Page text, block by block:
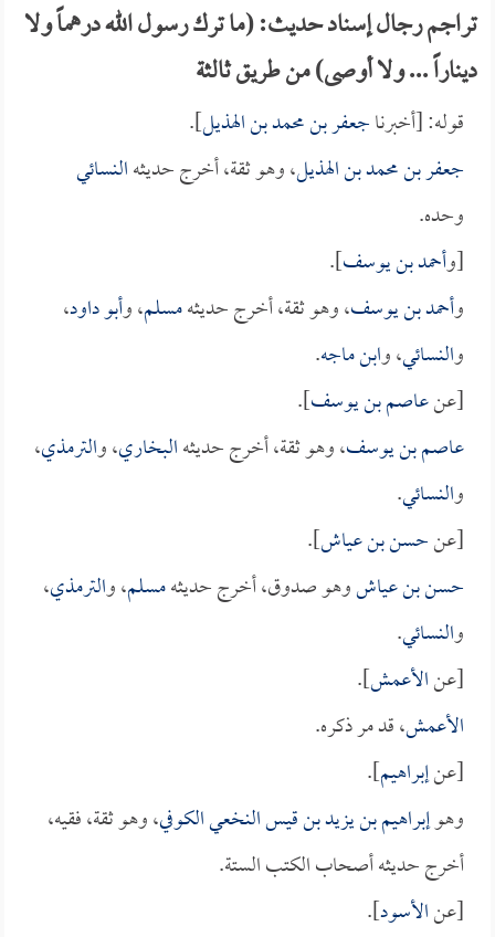
تراجم رجال إسناد حديث: (ما ترك رسول الله درهماً ولا
ديناراً ... ولا أوصى) من طريق ثالثة
قوله: [أخبرناجعفر بن محمد بن الهذيل].
جعفر بن محمد بن الهذيل، وهو ثقة، أخرج حديثهالنسائي
وحده.
[وأحمد بن يوسف].
وأحمد بن يوسف، وهو ثقة، أخرج حديثهمسلم، وأبو داود،
والنسائي، وابن ماجه.
[عنعاصم بن يوسف].
عاصم بن يوسف، وهو ثقة، أخرج حديثهالبخاري، والترمذي،
والنسائي.
[عنحسن بن عياش].
حسن بن عياشوهو صدوق، أخرج حديثهمسلم، والترمذي،
والنسائي.
[عنالأعمش].
الأعمش، قد مر ذكره.
[عنإبراهيم].
وهوإبراهيم بن يزيد بن قيس النخعي الكوفي، وهو ثقة، فقيه،
أخرج حديثه أصحاب الكتب الستة.
[عنالأسود].